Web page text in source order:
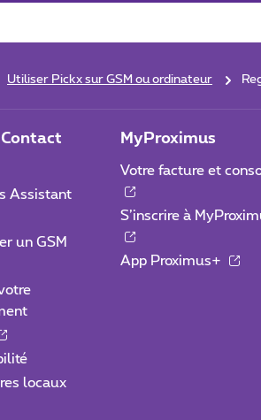
Utiliser Pickx sur GSM ou ordinateur
Assistant
un GSM
locaux
MyProximus
Votre facture et
S’inscrire à
App Proximus+